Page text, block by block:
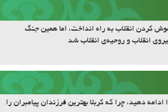
کردن انقلاب به راه انداخت، اما همین جنگ
انقلاب و روحیه‌ی انقلاب شد
ادامه دهید، چرا که کربلا بهترین فرزندان پیامبران را